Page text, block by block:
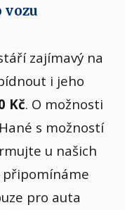
vozu
zajímavý na
i jeho
Kč. O možnosti
s možností
u našich
připomínáme
pro auta